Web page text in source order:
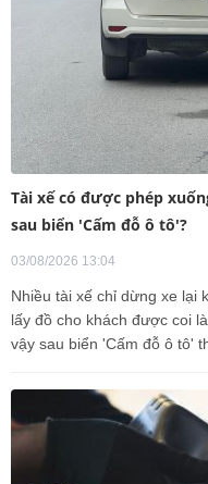
Tài xế có được phép
sau biển 'Cấm đỗ ô tô'?
03/08/2026 13:04
Nhiều tài xế chỉ dừng xe lại
lấy đồ cho khách được coi
vậy sau biển 'Cấm đỗ ô tô'